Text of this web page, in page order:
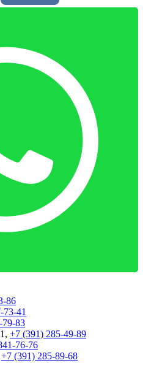
86
73-41
79-83
, +7 (391) 285-49-89
76-76
+7 (391) 285-89-68